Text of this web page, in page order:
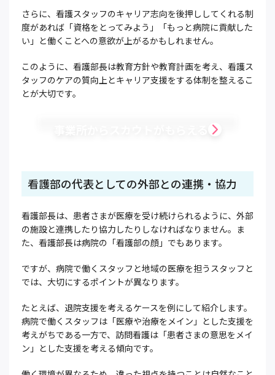
さらに、看護スタッフのキャリア志向を後押ししてくれる制
度があれば「資格をとってみよう」「もっと病院に貢献した
い」と働くことへの意欲が上がるかもしれません。
このように、看護部長は教育方針や教育計画を考え、看護ス
タッフのケアの質向上とキャリア支援をする体制を整えるこ
とが大切です。
看護部の代表としての外部との連携・協力
看護部長は、患者さまが医療を受け続けられるように、外部
の施設と連携したり協力したりしなければなりません。ま
た、看護部長は病院の「看護部の顔」でもあります。
ですが、病院で働くスタッフと地域の医療を担うスタッフと
では、大切にするポイントが異なります。
たとえば、退院支援を考えるケースを例にして紹介します。
病院で働くスタッフは「医療や治療をメイン」とした支援を
考えがちである一方で、訪問看護は「患者さまの意思をメイ
ン」とした支援を考える傾向です。